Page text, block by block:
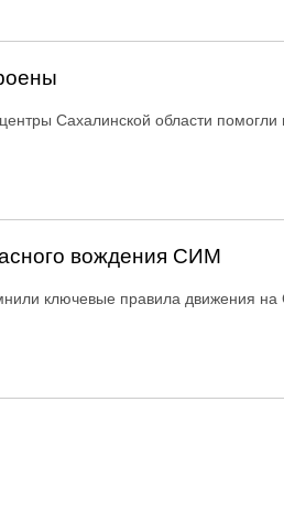
Сахалинской области помогли
вождения СИМ
ключевые правила движения